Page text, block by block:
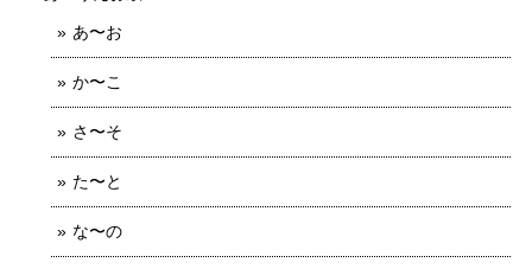
あ〜お
か〜こ
さ〜そ
た〜と
な〜の